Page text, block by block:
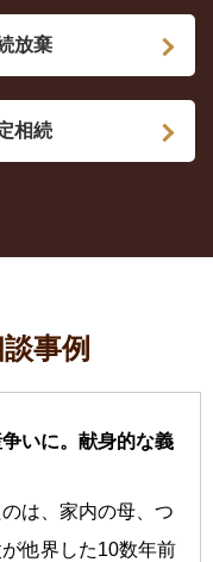
放棄
相続
事例
いに。献身的な義
は、家内の母、つ
他界した10数年前